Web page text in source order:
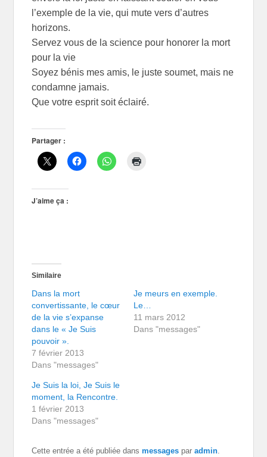
l’exemple de la vie, qui mute vers d’autres
horizons.
Servez vous de la science pour honorer la mort
pour la vie
Soyez bénis mes amis, le juste soumet, mais ne
condamne jamais.
Que votre esprit soit éclairé.
Partager :
J’aime ça :
Similaire
Dans la mort
convertissante, le cœur
de la vie s’expanse
dans le « Je Suis
pouvoir ».
7 février 2013
Dans "messages"
Je meurs en exemple.
Le…
11 mars 2012
Dans "messages"
Je Suis la loi, Je Suis le
moment, la Rencontre.
1 février 2013
Dans "messages"
Cette entrée a été publiée dansmessages paradmin.